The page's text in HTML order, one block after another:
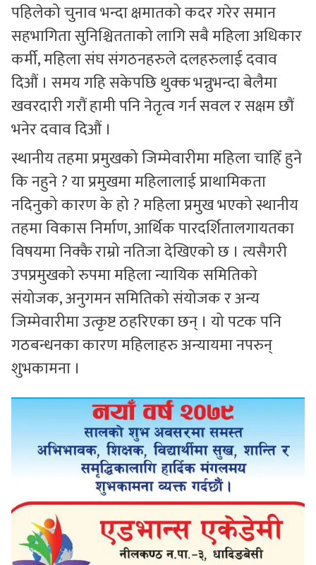
पहिलेको चुनाव भन्दा क्षमातको कदर गरेर समान
सहभागिता सुनिश्चितताको लागि सबै महिला अधिकार
कर्मी, महिला संघ संगठनहरुले दलहरुलाई दवाव
दिऔं । समय गहि सकेपछि थुक्क भन्नुभन्दा बेलैमा
खवरदारी गरौं हामी पनि नेतृत्व गर्न सवल र सक्षम छौं
भनेर दवाव दिऔं ।
स्थानीय तहमा प्रमुखको जिम्मेवारीमा महिला चाहिँ हुने
कि नहुने ? या प्रमुखमा महिलालाई प्राथामिकता
नदिनुको कारण के हो ? महिला प्रमुख भएको स्थानीय
तहमा विकास निर्माण, आर्थिक पारदर्शितालगायतका
विषयमा निक्कै राम्रो नतिजा देखिएको छ । त्यसैगरी
उपप्रमुखको रुपमा महिला न्यायिक समितिको
संयोजक, अनुगमन समितिको संयोजक र अन्य
जिम्मेवारीमा उत्कृष्ट ठहरिएका छन् । यो पटक पनि
गठबन्धनका कारण महिलाहरु अन्यायमा नपरुन्
शुभकामना ।